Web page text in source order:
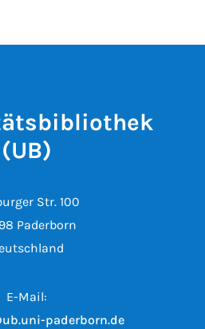
(UB)
Str. 100
Paderborn
E-Mail:
paderborn.de